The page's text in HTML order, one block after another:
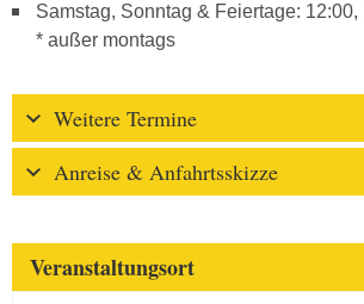
Samstag, Sonntag & Feiertage:
* außer montags
Weitere Termine
Anreise & Anfahrtsskizze
Veranstaltungsort